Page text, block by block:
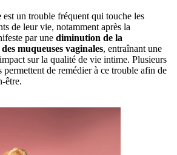
est un trouble fréquent qui touche les
de leur vie, notamment après la
par une diminution de la
muqueuses vaginales, entraînant une
sur la qualité de vie intime. Plusieurs
permettent de remédier à ce trouble afin de
être.